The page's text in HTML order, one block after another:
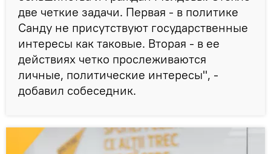
две четкие задачи. Первая - в политике
Санду не присутствуют государственные
интересы как таковые. Вторая - в ее
действиях четко прослеживаются
личные, политические интересы", -
добавил собеседник.